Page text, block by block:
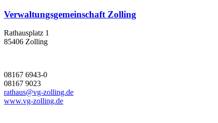
Verwaltungsgemeinschaft Zolling
Rathausplatz 1
85406 Zolling
08167 6943-0
08167 9023
rathaus@vg-zolling.de
www.vg-zolling.de